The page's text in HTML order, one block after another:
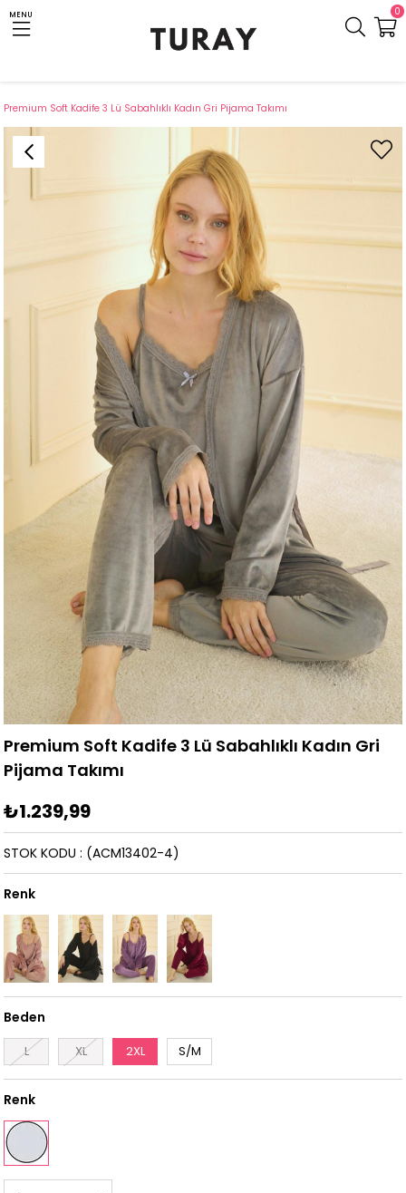
MENU 0
Premium Soft Kadife 3 Lü Sabahlıklı Kadın Gri Pijama Takımı
Premium Soft Kadife 3 Lü Sabahlıklı Kadın Gri
Pijama Takımı
₺1.239,99
(ACM13402-4)
STOK KODU
Renk
Beden
L XL 2XL S/M
Renk